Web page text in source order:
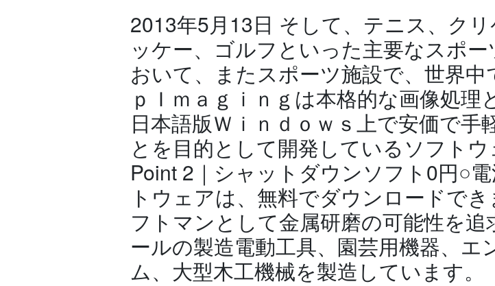
2013年5月13日 そして、テニス、ク
ッケー、ゴルフといった主要なスポー
おいて、またスポーツ施設で、世界中
ｐＩｍａｇｉｎｇは本格的な画像処理
日本語版Ｗｉｎｄｏｗｓ上で安価で手
とを目的として開発しているソフトウ
Point 2｜シャットダウンソフト0円○
トウェアは、無料でダウンロードで
フトマンとして金属研磨の可能性を追
ールの製造電動工具、園芸用機器、エ
ム、大型木工機械を製造しています。